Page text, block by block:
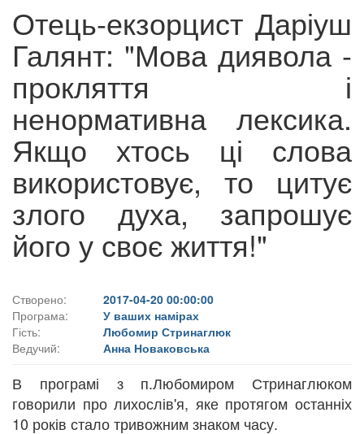
Отець-екзорцист Даріуш
Галянт: "Мова диявола -
прокляття і
ненормативна лексика.
Якщо хтось ці слова
використовує, то цитує
злого духа, запрошує
його у своє життя!"
Створено:
2017-04-20 00:00:00
Програма:
У ваших намірах
Гість:
Любомир Стринаглюк
Ведучий:
Анна Новаковська
В програмі з п.Любомиром Стринаглюком
говорили про лихослів'я, яке протягом останніх
10 років стало тривожним знаком часу.